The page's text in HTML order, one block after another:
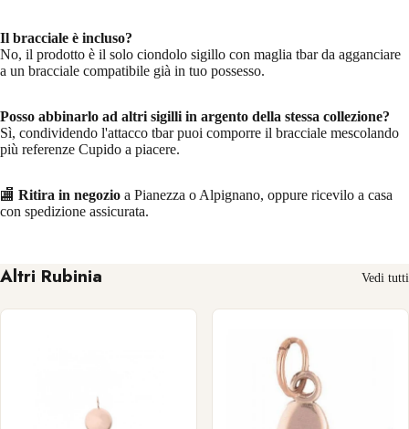
Il bracciale è incluso?
No, il prodotto è il solo ciondolo sigillo con maglia tbar da agganciare
a un bracciale compatibile già in tuo possesso.
Posso abbinarlo ad altri sigilli in argento della stessa collezione?
Sì, condividendo l'attacco tbar puoi comporre il bracciale mescolando
più referenze Cupido a piacere.
🏬 Ritira in negozio a Pianezza o Alpignano, oppure ricevilo a casa
con spedizione assicurata.
Altri Rubinia Vedi tutti